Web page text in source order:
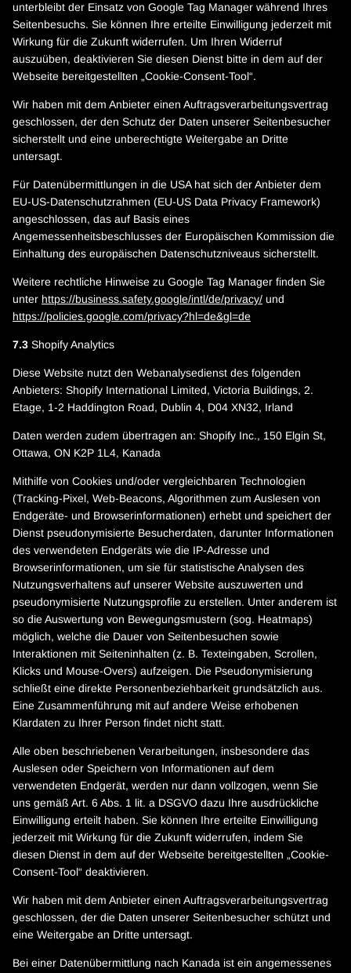
unterbleibt der Einsatz von Google Tag Manager während Ihres
Seitenbesuchs. Sie können Ihre erteilte Einwilligung jederzeit mit
Wirkung für die Zukunft widerrufen. Um Ihren Widerruf
auszuüben, deaktivieren Sie diesen Dienst bitte in dem auf der
Webseite bereitgestellten „Cookie-Consent-Tool“.
Wir haben mit dem Anbieter einen Auftragsverarbeitungsvertrag
geschlossen, der den Schutz der Daten unserer Seitenbesucher
sicherstellt und eine unberechtigte Weitergabe an Dritte
untersagt.
Für Datenübermittlungen in die USA hat sich der Anbieter dem
EU-US-Datenschutzrahmen (EU-US Data Privacy Framework)
angeschlossen, das auf Basis eines
Angemessenheitsbeschlusses der Europäischen Kommission die
Einhaltung des europäischen Datenschutzniveaus sicherstellt.
Weitere rechtliche Hinweise zu Google Tag Manager finden Sie
unter https://business.safety.google/intl/de/privacy/ und
https://policies.google.com/privacy?hl=de&gl=de
7.3 Shopify Analytics
Diese Website nutzt den Webanalysedienst des folgenden
Anbieters: Shopify International Limited, Victoria Buildings, 2.
Etage, 1-2 Haddington Road, Dublin 4, D04 XN32, Irland
Daten werden zudem übertragen an: Shopify Inc., 150 Elgin St,
Ottawa, ON K2P 1L4, Kanada
Mithilfe von Cookies und/oder vergleichbaren Technologien
(Tracking-Pixel, Web-Beacons, Algorithmen zum Auslesen von
Endgeräte- und Browserinformationen) erhebt und speichert der
Dienst pseudonymisierte Besucherdaten, darunter Informationen
des verwendeten Endgeräts wie die IP-Adresse und
Browserinformationen, um sie für statistische Analysen des
Nutzungsverhaltens auf unserer Website auszuwerten und
pseudonymisierte Nutzungsprofile zu erstellen. Unter anderem ist
so die Auswertung von Bewegungsmustern (sog. Heatmaps)
möglich, welche die Dauer von Seitenbesuchen sowie
Interaktionen mit Seiteninhalten (z. B. Texteingaben, Scrollen,
Klicks und Mouse-Overs) aufzeigen. Die Pseudonymisierung
schließt eine direkte Personenbeziehbarkeit grundsätzlich aus.
Eine Zusammenführung mit auf andere Weise erhobenen
Klardaten zu Ihrer Person findet nicht statt.
Alle oben beschriebenen Verarbeitungen, insbesondere das
Auslesen oder Speichern von Informationen auf dem
verwendeten Endgerät, werden nur dann vollzogen, wenn Sie
uns gemäß Art. 6 Abs. 1 lit. a DSGVO dazu Ihre ausdrückliche
Einwilligung erteilt haben. Sie können Ihre erteilte Einwilligung
jederzeit mit Wirkung für die Zukunft widerrufen, indem Sie
diesen Dienst in dem auf der Webseite bereitgestellten „Cookie-
Consent-Tool“ deaktivieren.
Wir haben mit dem Anbieter einen Auftragsverarbeitungsvertrag
geschlossen, der die Daten unserer Seitenbesucher schützt und
eine Weitergabe an Dritte untersagt.
Bei einer Datenübermittlung nach Kanada ist ein angemessenes